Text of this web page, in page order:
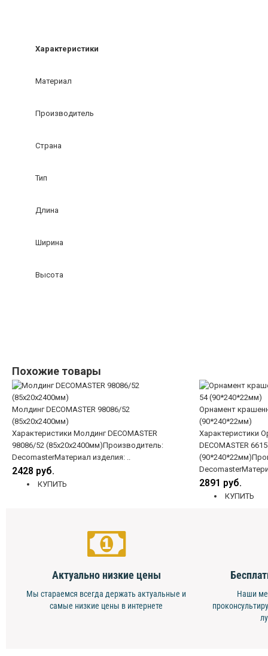
Характеристики
Материал
Производитель
Страна
Тип
Длина
Ширина
Высота
Похожие товары
Молдинг DECOMASTER 98086/52
(85х20х2400мм)
Характеристики Молдинг DECOMASTER
98086/52 (85х20х2400мм)Производитель:
DecomasterМатериал изделия: ..
2428 руб.
КУПИТЬ
Орнамент
(90*240*22мм)
Характеристики
DECOMASTER
2891 руб.
КУПИТЬ
Актуально низкие цены
Мы стараемся всегда держать актуальные и
самые низкие цены в интернете
Наши